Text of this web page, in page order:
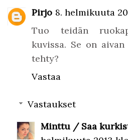
Pirjo 8. helmikuuta
Tuo teidän
kuvissa. Se on
tehty?
Vastaa
Vastaukset
Minttu / Saa